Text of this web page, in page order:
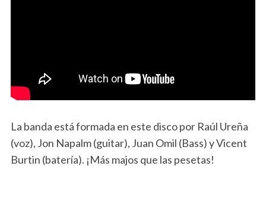
La banda está formada en este disco por Raúl Ureña
(voz), Jon Napalm (guitar), Juan Omil (Bass) y Vicent
Burtin (batería). ¡Más majos que las pesetas!